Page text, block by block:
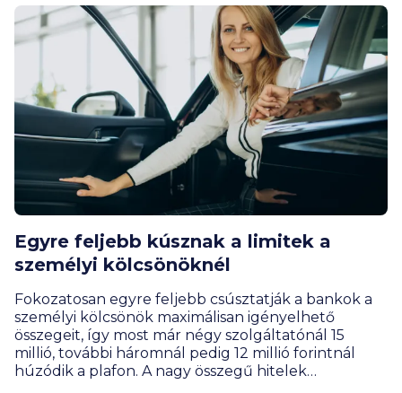
Egyre feljebb kúsznak a limitek a
személyi kölcsönöknél
Fokozatosan egyre feljebb csúsztatják a bankok a
személyi kölcsönök maximálisan igényelhető
összegeit, így most már négy szolgáltatónál 15
millió, további háromnál pedig 12 millió forintnál
húzódik a plafon. A nagy összegű hitelek